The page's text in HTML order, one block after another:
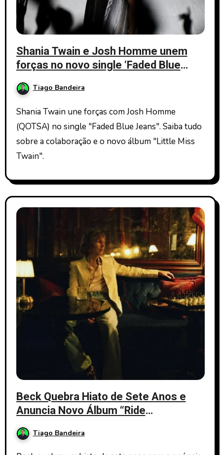
Shania Twain e Josh Homme unem
forças no novo single ‘Faded Blue
Jeans’
Tiago Bandeira
Shania Twain une forças com Josh Homme
(QOTSA) no single "Faded Blue Jeans". Saiba tudo
sobre a colaboração e o novo álbum "Little Miss
Twain".
Beck Quebra Hiato de Sete Anos e
Anuncia Novo Álbum “Ride
Lonesome”
Tiago Bandeira